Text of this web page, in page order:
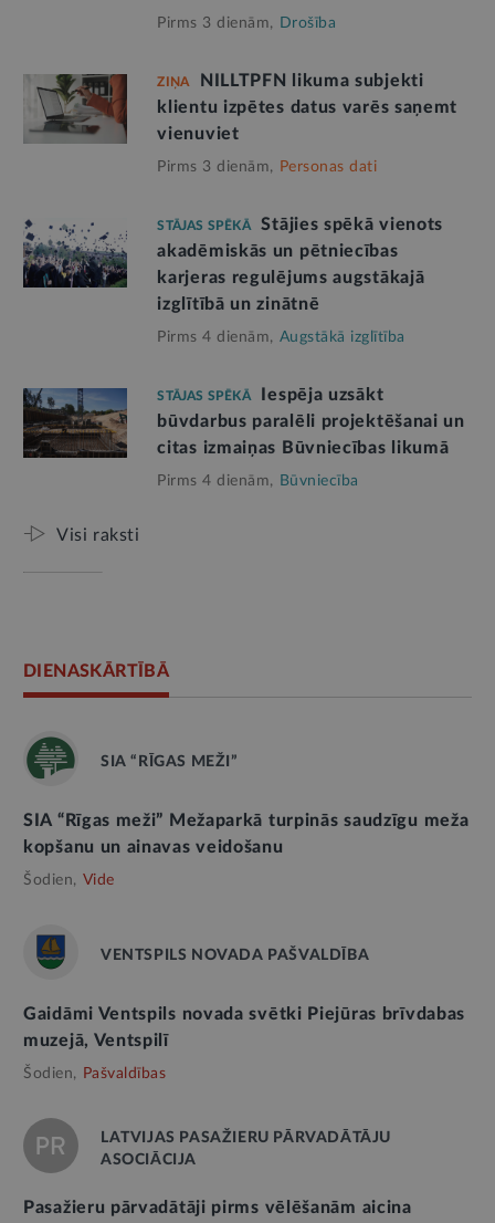
Pirms 3 dienām, Drošība
ZIŅA
NILLTPFN likuma subjekti
klientu izpētes datus varēs saņemt
vienuviet
Pirms 3 dienām, Personas dati
STĀJAS SPĒKĀ
Stājies spēkā vienots
akadēmiskās un pētniecības
karjeras regulējums augstākajā
izglītībā un zinātnē
Pirms 4 dienām, Augstākā izglītība
STĀJAS SPĒKĀ
Iespēja uzsākt
būvdarbus paralēli projektēšanai un
citas izmaiņas Būvniecības likumā
Pirms 4 dienām, Būvniecība
Visi raksti
DIENASKĀRTĪBĀ
SIA “RĪGAS MEŽI”
SIA “Rīgas meži” Mežaparkā turpinās saudzīgu meža
kopšanu un ainavas veidošanu
Šodien, Vide
VENTSPILS NOVADA PAŠVALDĪBA
Gaidāmi Ventspils novada svētki Piejūras brīvdabas
muzejā, Ventspilī
Šodien, Pašvaldības
LATVIJAS PASAŽIERU PĀRVADĀTĀJU
ASOCIĀCIJA
Pasažieru pārvadātāji pirms vēlēšanām aicina